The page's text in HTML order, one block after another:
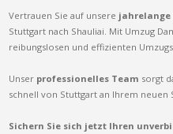
Vertrauen Sie auf unsere jahrelange
Stuttgart nach Shauliai. Mit Umzug
reibungslosen und effizienten
Unser professionelles Team sorgt
schnell von Stuttgart an Ihrem neuen
Sichern Sie sich jetzt Ihren